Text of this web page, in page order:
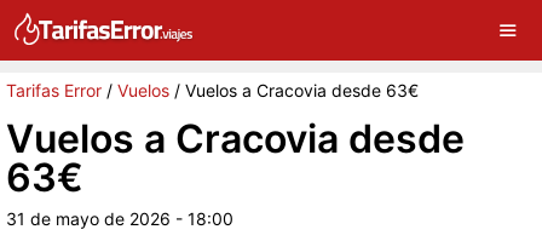
Tarifas Error / Vuelos / Vuelos a Cracovia desde 63€
Vuelos a Cracovia desde
63€
31 de mayo de 2026 - 18:00
G Sigue a Tarifas Error en Google ×